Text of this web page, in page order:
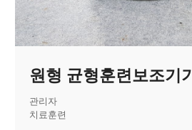
원형 균형훈련보조기기
관리자
치료훈련